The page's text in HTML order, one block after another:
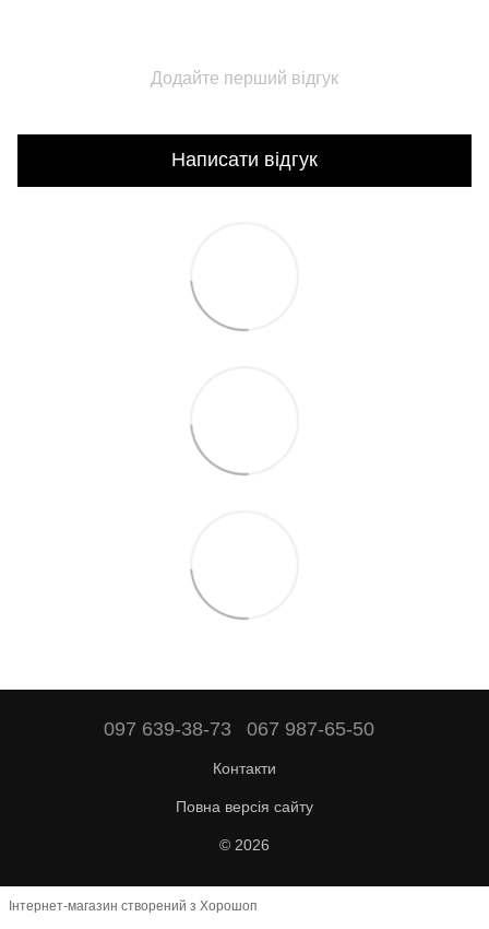
Додайте перший відгук
Написати відгук
097 639-38-73 067 987-65-50
Контакти
Повна версія сайту
© 2026
Інтернет-магазин створений з Хорошоп